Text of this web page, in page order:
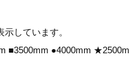
しています。
●4000mm